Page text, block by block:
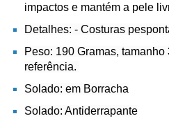
impactos e mantém a pele
Detalhes: - Costuras
Peso: 190 Gramas,
referência.
Solado: em Borracha
Solado: Antiderrapante